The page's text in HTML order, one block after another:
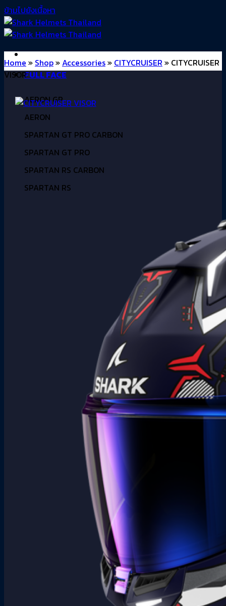
ข้ามไปยังเนื้อหา
FULL FACE
AERON GP
AERON
SPARTAN GT PRO CARBON
SPARTAN GT PRO
SPARTAN RS CARBON
SPARTAN RS
Home » Shop»Accessories» CITYCRUISER » CITYCRUISER
VISOR